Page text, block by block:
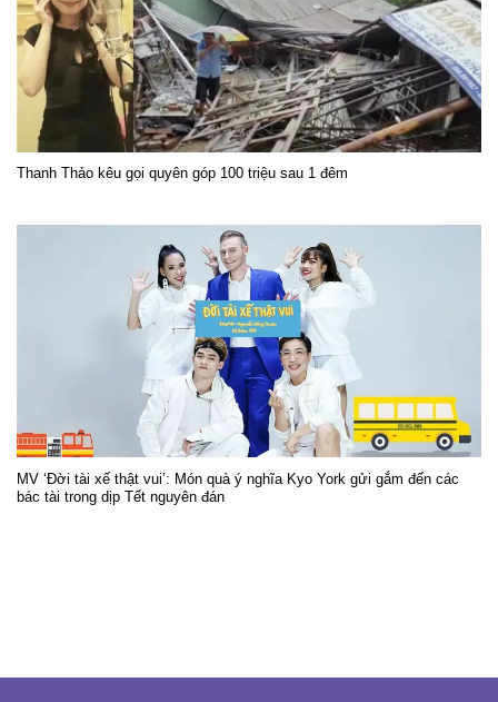
Thanh Thảo kêu gọi quyên góp 100 triệu sau 1 đêm
MV ‘Đời tài xế thật vui’: Món quà ý nghĩa Kyo York gửi gắm đến các
bác tài trong dịp Tết nguyên đán